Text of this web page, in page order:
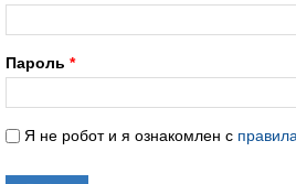
Пароль *
Я не робот и я ознакомлен с